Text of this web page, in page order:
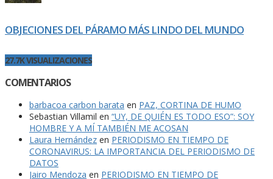
OBJECIONES DEL PÁRAMO MÁS LINDO DEL MUNDO
27.7K VISUALIZACIONES
COMENTARIOS
barbacoa carbon barata en PAZ, CORTINA DE HUMO
Sebastian Villamil en “UY, DE QUIÉN ES TODO ESO”: SOY
HOMBRE Y A MÍ TAMBIÉN ME ACOSAN
Laura Hernández en PERIODISMO EN TIEMPO DE
CORONAVIRUS: LA IMPORTANCIA DEL PERIODISMO DE
DATOS
Jairo Mendoza en PERIODISMO EN TIEMPO DE